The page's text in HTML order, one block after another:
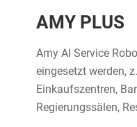
AMY PLUS
Amy AI Service
eingesetzt werden,
Einkaufszentren,
Regierungssälen,